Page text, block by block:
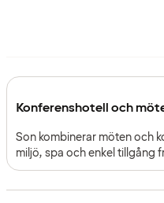
Konferenshotell och
Son kombinerar möten och
miljö, spa och enkel tillgång
lugn och fokuserad miljö för